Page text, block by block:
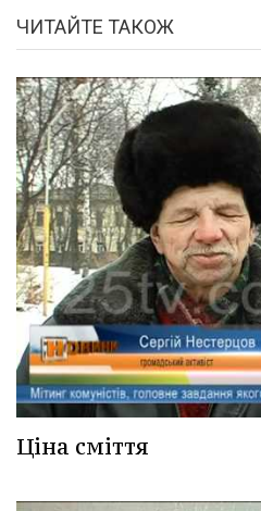
ЧИТАЙТЕ ТАКОЖ
Ціна сміття